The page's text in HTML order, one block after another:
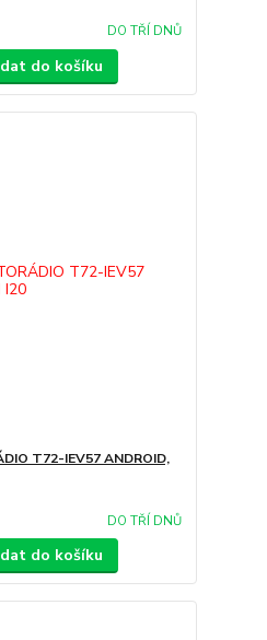
DO TŘÍ DNŮ
do košíku
T72-IEV57 ANDROID,
DO TŘÍ DNŮ
do košíku